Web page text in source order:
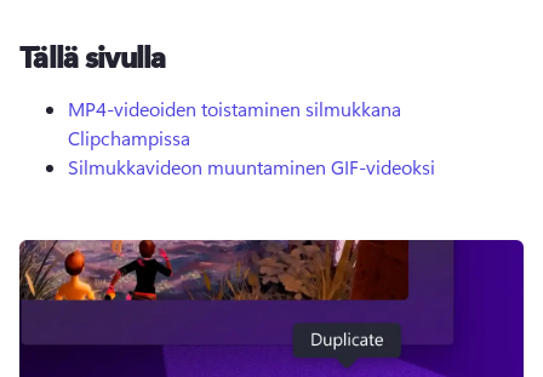
Tällä sivulla
MP4-videoiden toistaminen silmukkana
Clipchampissa
Silmukkavideon muuntaminen GIF-videoksi